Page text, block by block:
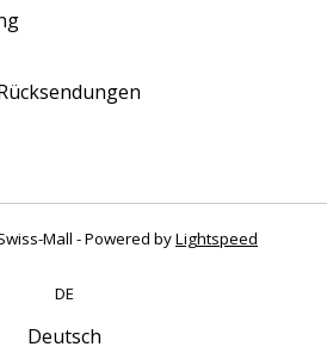
Mall - Powered byLightspeed
DE
Deutsch